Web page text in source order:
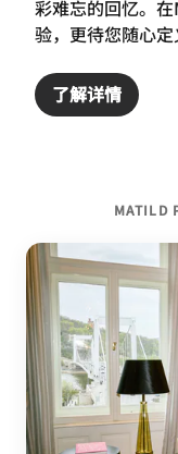
彩难忘的回忆。
验，更待您随心定
了解详情
MATILD